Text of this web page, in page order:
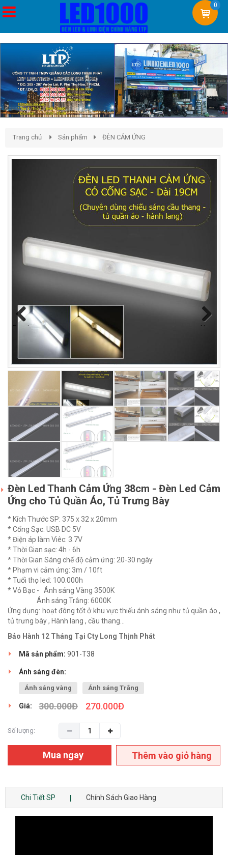
0
Trang chủ Sản phẩm ĐÈN CẢM ỨNG
Previous Next
Đèn Led Thanh Cảm Ứng 38cm - Đèn Led Cảm
Ứng cho Tủ Quần Áo, Tủ Trưng Bày
* Kích Thước SP: 375 x 32 x 20mm
* Cổng Sạc: USB DC 5V
* Điện áp làm Viêc: 3.7V
* Thời Gian sạc: 4h - 6h
* Thời Gian Sáng chế độ cảm ứng: 20-30 ngày
* Phạm vi cảm ứng: 3m / 10ft
* Tuổi thọ led: 100.000h
* Vỏ Bạc - Ánh sáng Vàng 3500K
Ánh sáng Trắng: 6000K
Ứng dụng: hoạt đông tốt ở khu vực thiếu ánh sáng như tủ quần áo ,
tủ trưng bày , Hành lang , cầu thang...
Bảo Hành 12 Tháng Tại Cty Long Thịnh Phát
Mã sản phẩm: 901-T38
Ánh sáng đèn:
Ánh sáng vàng Ánh sáng Trắng
Giá: 300.000Đ 270.000Đ
Số lượng:
Mua ngay Thêm vào giỏ hàng
Chi Tiết SP Chính Sách Giao Hàng